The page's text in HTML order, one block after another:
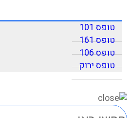
טופס 101
טופס 161
טופס 106
טופס ירוק